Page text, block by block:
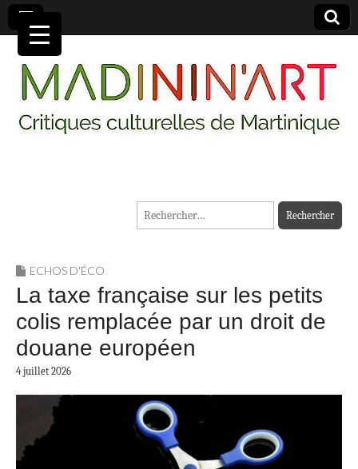
MADININ'ART
Rechercher :
ECHOS D'ÉCO
La taxe française sur les petits
colis remplacée par un droit de
douane européen
4 juillet 2026